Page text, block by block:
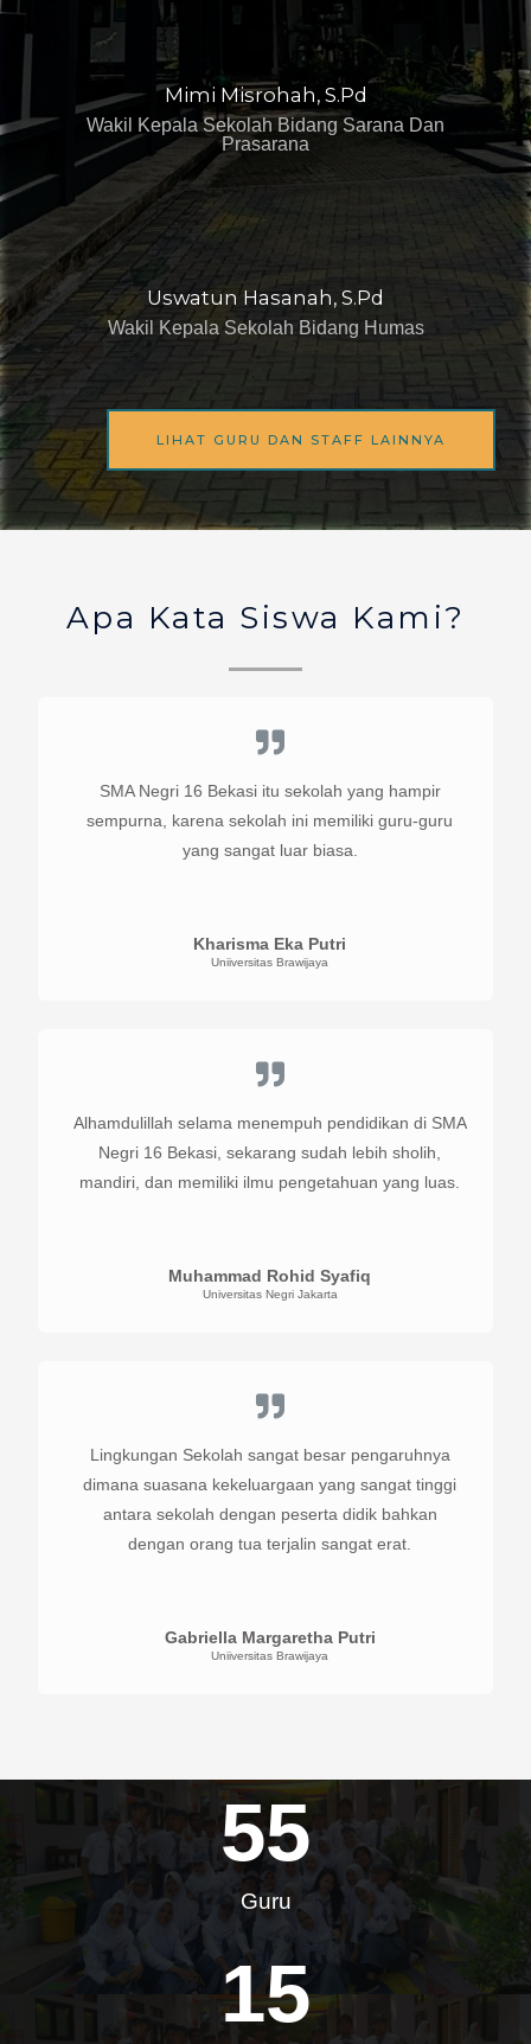
Mimi Misrohah, S.Pd
Wakil Kepala Sekolah Bidang Sarana Dan
Prasarana
Uswatun Hasanah, S.Pd
Wakil Kepala Sekolah Bidang Humas
LIHAT GURU DAN STAFF LAINNYA
Apa Kata Siswa Kami?
SMA Negri 16 Bekasi itu sekolah yang hampir
sempurna, karena sekolah ini memiliki guru-guru
yang sangat luar biasa.
Kharisma Eka Putri
Uniiversitas Brawijaya
Alhamdulillah selama menempuh pendidikan di SMA
Negri 16 Bekasi, sekarang sudah lebih sholih,
mandiri, dan memiliki ilmu pengetahuan yang luas.
Muhammad Rohid Syafiq
Universitas Negri Jakarta
Lingkungan Sekolah sangat besar pengaruhnya
dimana suasana kekeluargaan yang sangat tinggi
antara sekolah dengan peserta didik bahkan
dengan orang tua terjalin sangat erat.
Gabriella Margaretha Putri
Uniiversitas Brawijaya
55
Guru
15